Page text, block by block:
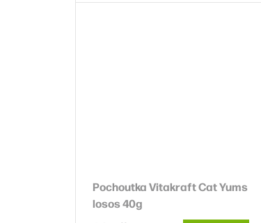
Pochoutka Vitakraft Cat Yums
losos 40g